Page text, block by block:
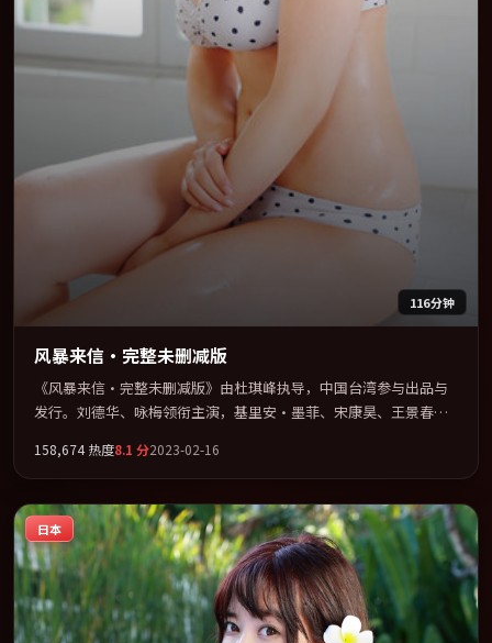
116分钟
风暴来信·完整未删减版
《风暴来信·完整未删减版》由杜琪峰执导，中国台湾参与出品与
发行。刘德华、咏梅领衔主演，基里安·墨菲、宋康昊、王景春、
「战争」类型为骨架，在叙事、表演与视听上力求统一。定于
2023-02-17 在内地院线及主流平台同步亮相，2023 年度话题片中口
碑稳健，适合喜欢强情节与人物弧光的观众完整观看。
158,674热度8.1 分2023-02-16
日本